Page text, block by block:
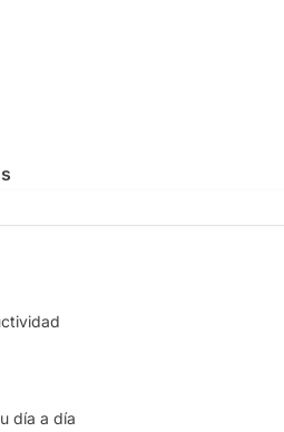
centralizada
día a día